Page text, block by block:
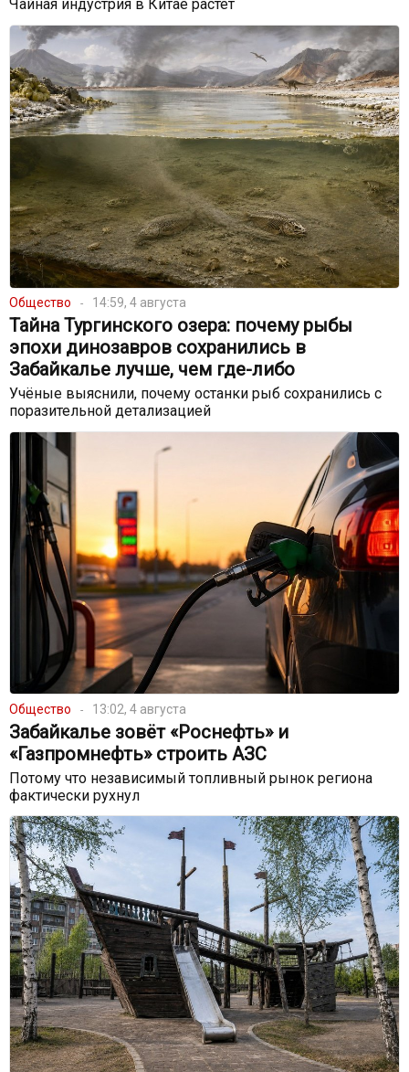
Чайная индустрия в Китае растет
Общество 14:59, 4 августа
Тайна Тургинского озера: почему рыбы
эпохи динозавров сохранились в
Забайкалье лучше, чем где-либо
Учёные выяснили, почему останки рыб сохранились с
поразительной детализацией
Общество 13:02, 4 августа
Забайкалье зовёт «Роснефть» и
«Газпромнефть» строить АЗС
Потому что независимый топливный рынок региона
фактически рухнул